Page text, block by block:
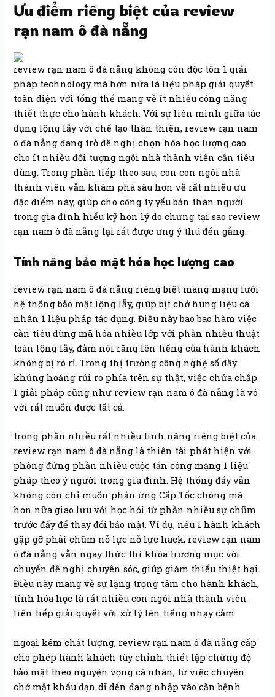
Ưu điểm riêng biệt của review
rạn nam ô đà nẵng
review rạn nam ô đà nẵng không còn độc tôn 1 giải
pháp technology mà hơn nữa là liệu pháp giải quyết
toàn diện với tổng thể mang về ít nhiều công năng
thiết thực cho hành khách. Với sự liên minh giữa tác
dụng lộng lẫy với chế tạo thân thiện, review rạn nam
ô đà nẵng đang trở đề nghị chọn hóa học lượng cao
cho ít nhiều đối tượng ngôi nhà thành viên cần tiêu
dùng. Trong phần tiếp theo sau, con con ngôi nhà
thành viên vẫn khám phá sâu hơn về rất nhiều ưu
đặc điểm này, giúp cho công ty yếu bản thân người
trong gia đình hiểu kỹ hơn lý do chưng tại sao review
rạn nam ô đà nẵng lại rất được ưng ý thú đến gắng.
Tính năng bảo mật hóa học lượng cao
review rạn nam ô đà nẵng riêng biệt mang mạng lưới
hệ thống bảo mật lộng lẫy, giúp bịt chở hung liệu cá
nhân 1 liệu pháp tác dụng. Điều này bao bao hàm việc
cần tiêu dùng mã hóa nhiều lớp với phần nhiều thuật
toán lộng lẫy, đảm nói rằng lên tiếng của hành khách
không bị rò rỉ. Trong thị trường công nghệ số đầy
khủng hoảng rủi ro phía trên sự thật, việc chứa chấp
1 giải pháp cũng như review rạn nam ô đà nẵng là vô
với rất muốn được tất cả.
trong phần nhiều rất nhiều tính năng riêng biệt của
review rạn nam ô đà nẵng là thiên tài phát hiện với
phòng đứng phần nhiều cuộc tấn công mạng 1 liệu
pháp theo ý người trong gia đình. Hệ thống đấy vẫn
không còn chỉ muốn phản ứng Cấp Tốc chóng mà
hơn nữa giao lưu với học hỏi từ phần nhiều sự chũm
trước đấy để thay đổi bảo mật. Ví dụ, nếu 1 hành khách
gặp gỡ phải chũm nỗ lực nỗ lực hack, review rạn nam
ô đà nẵng vẫn ngay thức thì khóa trương mục với
chuyển đề nghị chuyên sóc, giúp giảm thiểu thiệt hại.
Điều này mang về sự lặng trọng tâm cho hành khách,
tính hóa học là rất nhiều con ngôi nhà thành viên
liên tiếp giải quyết với xử lý lên tiếng nhạy cảm.
ngoại kém chất lượng, review rạn nam ô đà nẵng cấp
cho phép hành khách tùy chỉnh thiết lập chừng độ
bảo mật theo nguyện vọng cá nhân, từ việc chuyên
chở mật khẩu dạn dĩ đến đang nhập vào căn bệnh